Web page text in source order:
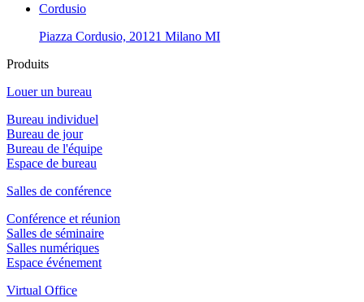
Cordusio
Piazza Cordusio, 20121 Milano MI
Produits
Louer un bureau
Bureau individuel
Bureau de jour
Bureau de l'équipe
Espace de bureau
Salles de conférence
Conférence et réunion
Salles de séminaire
Salles numériques
Espace événement
Virtual Office